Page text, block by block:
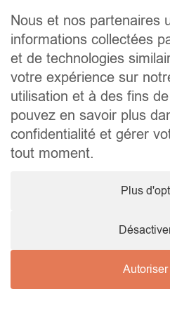
Contact
Liens utiles
Conseils pratiques pour vendre
Préparer un déménagement
Documents utiles
Notaire.be
Société
TVA. BE 0464.629.802 • IPI :
cautionnement via AXA
Protection des données personnelles
Nous et nos partenaires
informations collectées
et de technologies
votre expérience sur
utilisation et à des fins
pouvez en savoir plus
confidentialité et gérer
tout moment.
Plus